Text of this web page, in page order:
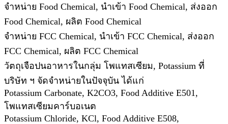
จำหน่าย Food Chemical, นำเข้า Food Chemical, ส่งออก
Food Chemical, ผลิต Food Chemical
จำหน่าย FCC Chemical, นำเข้า FCC Chemical, ส่งออก
FCC Chemical, ผลิต FCC Chemical
วัตถุเจือปนอาหารในกลุ่ม โพแทสเซียม, Potassium ที่
บริษัท ฯ จัดจำหน่ายในปัจจุบัน ได้แก่
Potassium Carbonate, K2CO3, Food Additive E501,
โพแทสเซียมคาร์บอเนต
Potassium Chloride, KCl, Food Additive E508,